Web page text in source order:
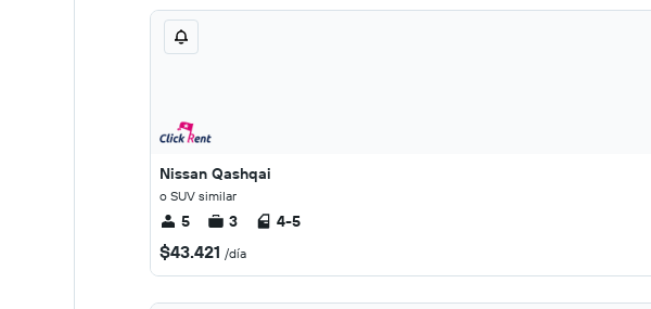
Nissan Qashqai
o SUV similar
5 3 4-5
$43.421 /día